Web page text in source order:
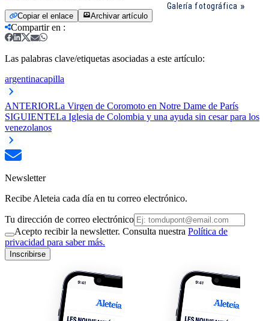
Galería fotográfica
Copiar el enlace Archivar artículo
Compartir en :
Las palabras clave/etiquetas asociadas a este artículo:
argentinacapilla
ANTERIORLa Virgen de Coromoto en Notre Dame de París
SIGUIENTELa Iglesia de Colombia y una ayuda sin cesar para los
venezolanos
Newsletter
Recibe Aleteia cada día en tu correo electrónico.
Tu dirección de correo electrónico
Acepto recibir la newsletter. Consulta nuestra Política de
privacidad para saber más.
Inscribirse